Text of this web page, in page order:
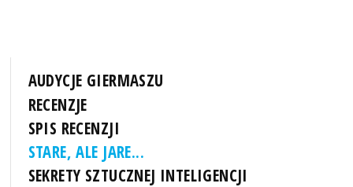
AUDYCJE GIERMASZU
RECENZJE
SPIS RECENZJI
STARE, ALE JARE...
SEKRETY SZTUCZNEJ INTELIGENCJI